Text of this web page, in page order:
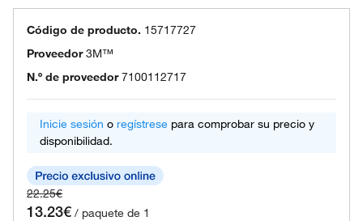
Código de producto. 15717727
Proveedor3M™
N.º de proveedor 7100112717
Inicie sesión o regístrese para comprobar su precio y
disponibilidad.
22.25€
13.23€ / paquete de 1